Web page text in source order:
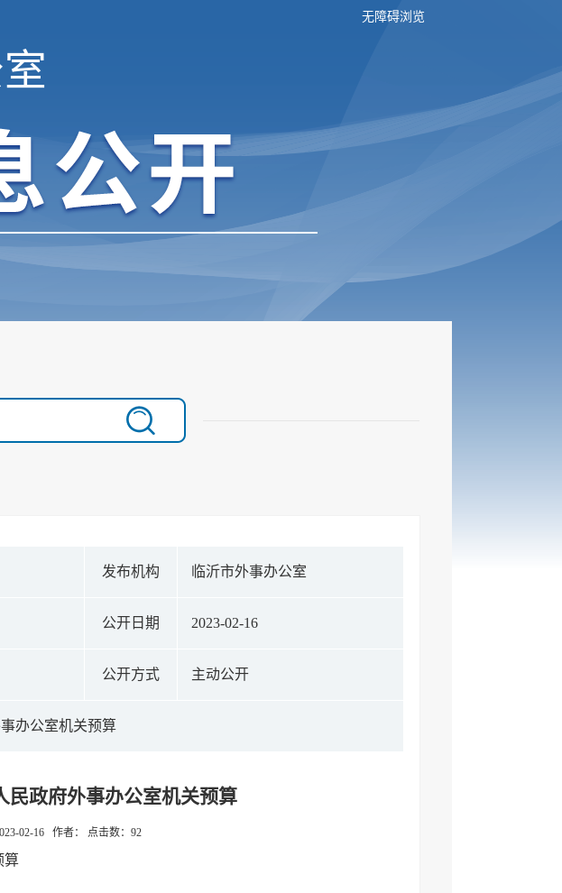
无障碍浏览
发布机构 临沂市外事办公室
公开日期 2023-02-16
公开方式 主动公开
办公室机关预算
民政府外事办公室机关预算
02-16 作者： 点击数： 92
算